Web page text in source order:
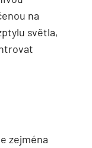
na
světla,
zejména